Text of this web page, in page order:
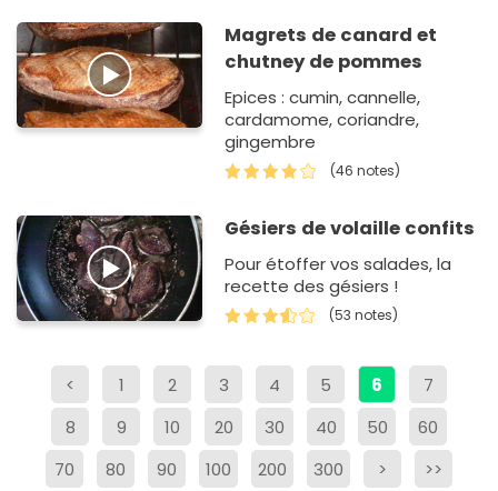
Magrets de canard et
chutney de pommes
Epices : cumin, cannelle,
cardamome, coriandre,
gingembre
(46 notes)
Gésiers de volaille confits
Pour étoffer vos salades, la
recette des gésiers !
(53 notes)
< 1 2 3 4 5 6
7
8
9 10 20 30 40 50
60
70
80 90 100 200 300 > >>